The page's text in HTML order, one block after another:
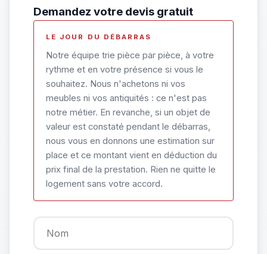
Demandez votre devis gratuit
LE JOUR DU DÉBARRAS
Notre équipe trie pièce par pièce, à votre
rythme et en votre présence si vous le
souhaitez. Nous n'achetons ni vos
meubles ni vos antiquités : ce n'est pas
notre métier. En revanche, si un objet de
valeur est constaté pendant le débarras,
nous vous en donnons une estimation sur
place et ce montant vient en déduction du
prix final de la prestation. Rien ne quitte le
logement sans votre accord.